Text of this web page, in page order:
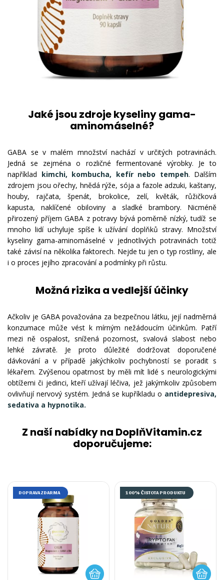
Jaké jsou zdroje kyseliny gama-
aminomáselné?
GABA se v malém množství nachází v určitých potravinách.
Jedná se zejména o rozličné fermentované výrobky. Je to
například kimchi, kombucha, kefír nebo tempeh. Dalším
zdrojem jsou ořechy, hnědá rýže, sója a fazole adzuki, kaštany,
houby, rajčata, špenát, brokolice, zelí, květák, růžičková
kapusta, naklíčené obiloviny a sladké brambory. Nicméně
přirozený příjem GABA z potravy bývá poměrně nízký, tudíž se
mnoho lidí uchyluje spíše k užívání doplňků stravy. Množství
kyseliny gama-aminomáselné v jednotlivých potravinách totiž
také závisí na několika faktorech. Nejde tu jen o typ rostliny, ale
i o proces jejího zpracování a podmínky při růstu.
Možná rizika a vedlejší účinky
Ačkoliv je GABA považována za bezpečnou látku, její nadměrná
konzumace může vést k mírným nežádoucím účinkům. Patří
mezi ně ospalost, snížená pozornost, svalová slabost nebo
lehké závratě. Je proto důležité dodržovat doporučené
dávkování a v případě jakýchkoliv pochybností se poradit s
lékařem. Zvýšenou opatrnost by měli mít lidé s neurologickými
obtížemi či jedinci, kteří užívají léčiva, jež jakýmkoliv způsobem
ovlivňují nervový systém. Jedná se kupříkladu o antidepresiva,
sedativa a hypnotika.
Z naší nabídky na DoplňVitamin.cz
doporučujeme:
DOPRAVA ZDARMA 100% ČISTOTA PRODUKTU